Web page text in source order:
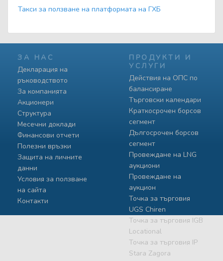
Такси за ползване на платформата на ГХБ
ЗА НАС
Декларация на
ръководството
За компанията
Акционери
Структура
Месечни доклади
Финансови отчети
Полезни връзки
Защита на личните
данни
Условия за ползване
на сайта
Контакти
ПРОДУКТИ И
УСЛУГИ
Действия на ОПС по
балансиране
Търговски календари
Краткосрочен борсов
сегмент
Дългосрочен борсов
сегмент
Провеждане на LNG
аукциони
Провеждане на
аукцион
Точка за търговия
UGS Chiren
Точка за търговия IGB
Locational
Точка за търговия IP
Stara Zagora